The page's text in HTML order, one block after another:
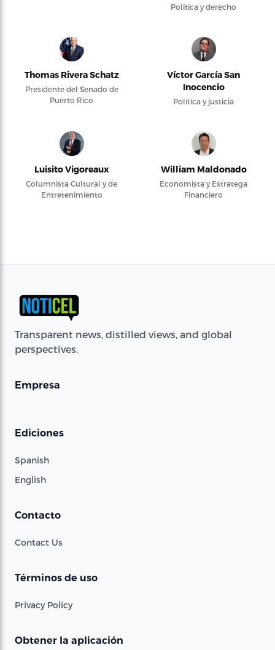
Política y derecho
Thomas Rivera Schatz
Presidente del Senado de
Puerto Rico
Víctor García San
Inocencio
Política y justicia
Luisito Vigoreaux
Columnista Cultural y de
Entretenimiento
William Maldonado
Economista y Estratega
Financiero
Transparent news, distilled views, and global
perspectives.
Empresa
Ediciones
Spanish
English
Contacto
Contact Us
Términos de uso
Privacy Policy
Obtener la aplicación